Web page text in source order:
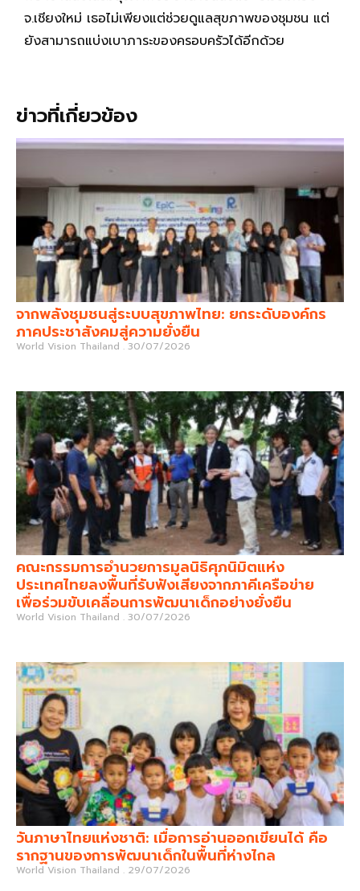
จ.เชียงใหม่ เธอไม่เพียงแต่ช่วยดูแลสุขภาพของชุมชน แต่
ยังสามารถแบ่งเบาภาระของครอบครัวได้อีกด้วย
ข่าวที่เกี่ยวข้อง
จากพลังชุมชนสู่ระบบสุขภาพไทย: ยกระดับองค์กร
ภาคประชาสังคมสู่ความยั่งยืน
World Vision Thailand 30/07/2026
คณะกรรมการอำนวยการมูลนิธิศุภนิมิตแห่ง
ประเทศไทยลงพื้นที่รับฟังเสียงจากภาคีเครือข่าย
เพื่อร่วมขับเคลื่อนการพัฒนาเด็กอย่างยั่งยืน
World Vision Thailand 30/07/2026
วันภาษาไทยแห่งชาติ: เมื่อการอ่านออกเขียนได้ คือ
รากฐานของการพัฒนาเด็กในพื้นที่ห่างไกล
World Vision Thailand 29/07/2026